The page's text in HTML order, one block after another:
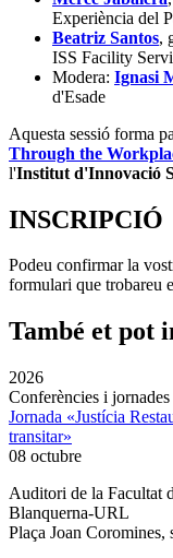
Experiència del
Beatriz Santos,
ISS Facility
Modera: Ignasi
d'Esade
Aquesta sessió forma
Through the
l'Institut d'Innovació
INSCRIPCIÓ
Podeu confirmar la
formulari que trobareu
També et pot
2026
Conferències i jornades
Jornada «Justícia
transitar»
08 octubre
Auditori de la Facultat
Blanquerna-URL
Plaça Joan Coromines,